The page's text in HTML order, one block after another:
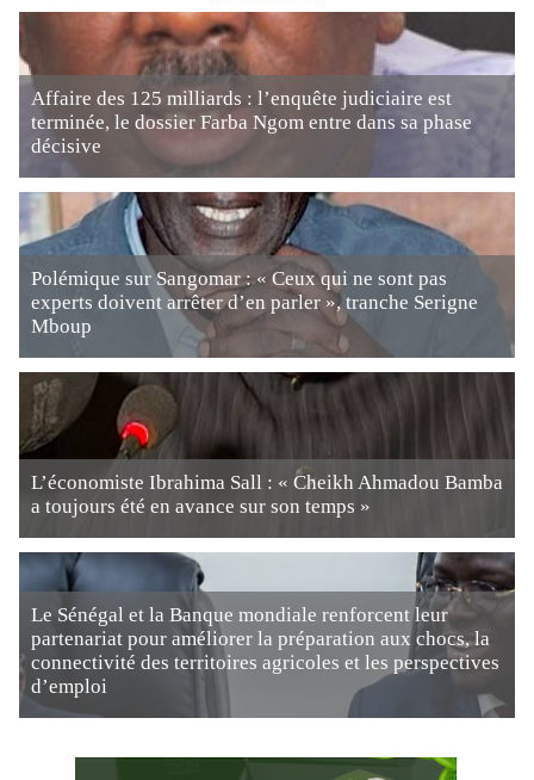
Affaire des 125 milliards : l’enquête judiciaire est
terminée, le dossier Farba Ngom entre dans sa phase
décisive
Polémique sur Sangomar : « Ceux qui ne sont pas
experts doivent arrêter d’en parler », tranche Serigne
Mboup
L’économiste Ibrahima Sall : « Cheikh Ahmadou Bamba
a toujours été en avance sur son temps »
Le Sénégal et la Banque mondiale renforcent leur
partenariat pour améliorer la préparation aux chocs, la
connectivité des territoires agricoles et les perspectives
d’emploi